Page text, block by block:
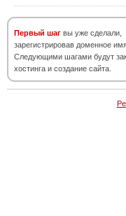
Первый шаг вы уже сделали,
зарегистрировав доменное
Следующими шагами будут
хостинга и создание сайта.